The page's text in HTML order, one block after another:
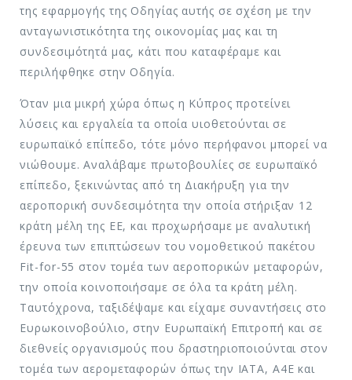
της εφαρμογής της Οδηγίας αυτής σε σχέση με την
ανταγωνιστικότητα της οικονομίας μας και τη
συνδεσιμότητά μας, κάτι που καταφέραμε και
περιλήφθηκε στην Οδηγία.
Όταν μια μικρή χώρα όπως η Κύπρος προτείνει
λύσεις και εργαλεία τα οποία υιοθετούνται σε
ευρωπαϊκό επίπεδο, τότε μόνο περήφανοι μπορεί να
νιώθουμε. Αναλάβαμε πρωτοβουλίες σε ευρωπαϊκό
επίπεδο, ξεκινώντας από τη Διακήρυξη για την
αεροπορική συνδεσιμότητα την οποία στήριξαν 12
κράτη μέλη της ΕΕ, και προχωρήσαμε με αναλυτική
έρευνα των επιπτώσεων του νομοθετικού πακέτου
Fit-for-55 στον τομέα των αεροπορικών μεταφορών,
την οποία κοινοποιήσαμε σε όλα τα κράτη μέλη.
Ταυτόχρονα, ταξιδέψαμε και είχαμε συναντήσεις στο
Ευρωκοινοβούλιο, στην Ευρωπαϊκή Επιτροπή και σε
διεθνείς οργανισμούς που δραστηριοποιούνται στον
τομέα των αερομεταφορών όπως την ΙΑΤΑ, Α4Ε και